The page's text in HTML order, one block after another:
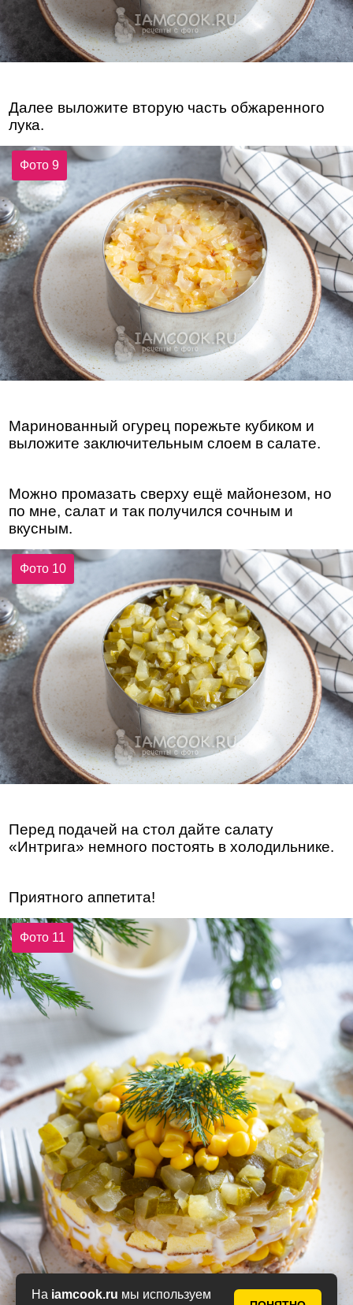
На iamcook.ru мы используем
Далее выложите вторую часть обжаренного
лука.
Фото 9
Маринованный огурец порежьте кубиком и
выложите заключительным слоем в салате.
Можно промазать сверху ещё майонезом, но
по мне, салат и так получился сочным и
вкусным.
Фото 10
Перед подачей на стол дайте салату
«Интрига» немного постоять в холодильнике.
Приятного аппетита!
Фото 11